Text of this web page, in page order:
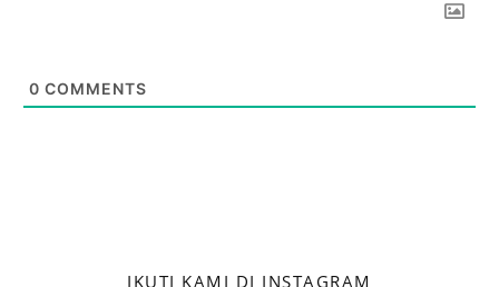
0 COMMENTS
IKUTI KAMI DI INSTAGRAM